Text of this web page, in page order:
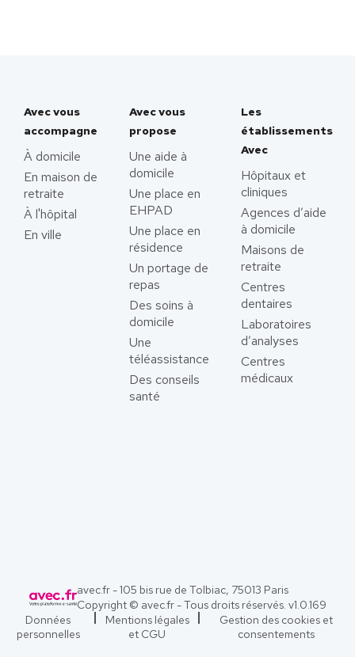
Avec vous
accompagne
À domicile
En maison de
retraite
À l'hôpital
En ville
Avec vous
propose
Une aide à
domicile
Une place en
EHPAD
Une place en
résidence
Un portage de
repas
Des soins à
domicile
Une
téléassistance
Des conseils
santé
Les
établissements
Avec
Hôpitaux et
cliniques
Agences d’aide
à domicile
Maisons de
retraite
Centres
dentaires
Laboratoires
d’analyses
Centres
médicaux
avec.fr - 105 bis rue de Tolbiac, 75013 Paris
Copyright © avec.fr - Tous droits réservés. v1.0.169
Données
personnelles
Mentions légales
et CGU
Gestion des cookies et
consentements